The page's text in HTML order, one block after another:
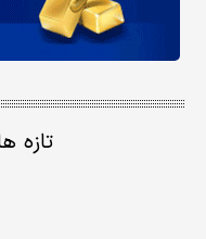
تازه